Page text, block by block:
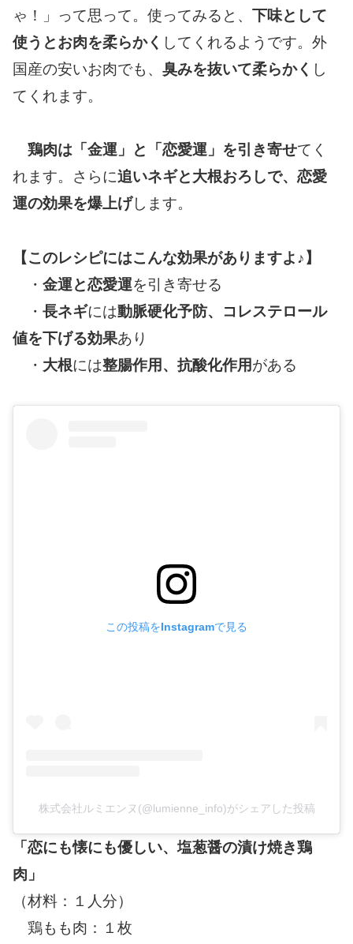
ゃ！」って思って。使ってみると、 下味として
使うとお肉を柔らかく してくれるようです。外
国産の安いお肉でも、 臭みを抜いて柔らかく し
てくれます。
鶏肉は「金運」と「恋愛運」を引き寄せてく
れます。さらに追いネギと大根おろしで、恋愛
運の効果を爆上げします。
【このレシピにはこんな効果がありますよ♪】
・ 金運と恋愛運を引き寄せる
・ 長ネギには動脈硬化予防、コレステロール
値を下げる効果あり
・ 大根には整腸作用、抗酸化作用がある
この投稿をInstagramで見る
株式会社ルミエンヌ(@lumienne_info)がシェアした投稿
「恋にも懐にも優しい、塩葱醤の漬け焼き鶏
肉」
（材料：１人分）
鶏もも肉：１枚